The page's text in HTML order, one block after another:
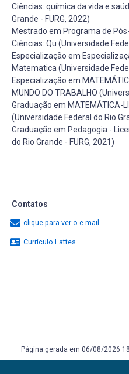
Ciências: química da vida e
Grande - FURG, 2022)
Mestrado em Programa de
Ciências: Qu (Universidade
Especialização em
Matematica (Universidade
Especialização em
MUNDO DO TRABALHO
Graduação em MATEMÁTICA-
(Universidade Federal do Rio
Graduação em Pedagogia -
do Rio Grande - FURG, 2021)
Contatos
clique para ver o e-mail
Currículo Lattes
Página gerada em 06/08/2026